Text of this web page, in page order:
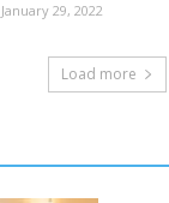
January 29, 2022
Load more